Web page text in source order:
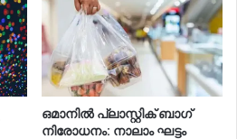
ഒമാനില്‍ പ്ലാസ്റ്റിക് ബാഗ്
നിരോധനം: നാലാം ഘട്ടം